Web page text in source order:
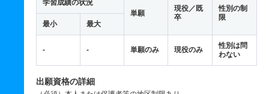
学習成績の状況
単願
現役／既
卒
性別の制
限
最小 最大
- - 単願のみ 現役のみ
性別は問
わない
出願資格の詳細